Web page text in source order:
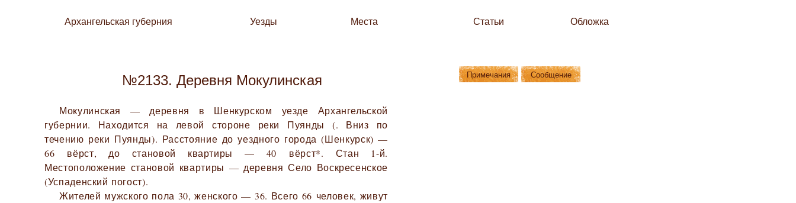
Архангельская губерния Уезды Места Статьи Обложка
№2133. Деревня Мокулинская
Мокулинская — деревня в Шенкурском уезде Архангельской
губернии. Находится на левой стороне реки Пуянды (. Вниз по
течению реки Пуянды). Расстояние до уездного города (Шенкурск) —
66 вёрст, до становой квартиры — 40 вёрст*. Стан 1-й.
Местоположение становой квартиры — деревня Село Воскресенское
(Успаденский погост).
Жителей мужского пола 30, женского — 36. Всего 66 человек, живут
Примечания Сообщение